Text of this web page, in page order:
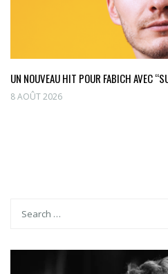
UN NOUVEAU HIT POUR FABICH AVEC
8 AOÛT 2026